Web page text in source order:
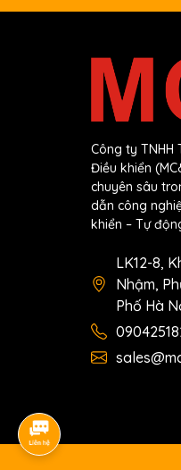
Data sheet
Documents
Ordering
I-87054
Công ty
Điều khiển
chuyên sâu
dẫn công
khiển – Tự
LK12-8,
Nhậm,
Phố Hà